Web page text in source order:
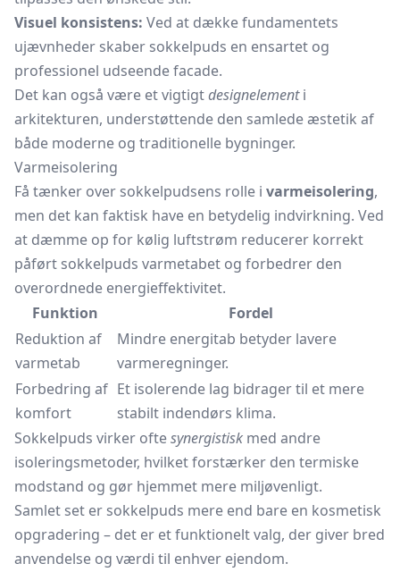
Visuel konsistens: Ved at dække fundamentets
ujævnheder skaber sokkelpuds en ensartet og
professionel udseende facade.
Det kan også være et vigtigtdesignelementi
arkitekturen, understøttende den samlede æstetik af
både moderne og traditionelle bygninger.
Varmeisolering
Få tænker over sokkelpudsens rolle i varmeisolering,
men det kan faktisk have en betydelig indvirkning. Ved
at dæmme op for kølig luftstrøm reducerer korrekt
påført sokkelpuds varmetabet og forbedrer den
overordnede energieffektivitet.
Funktion
Fordel
Reduktion af
varmetab
Mindre energitab betyder lavere
varmeregninger.
Forbedring af
komfort
Et isolerende lag bidrager til et mere
stabilt indendørs klima.
Sokkelpuds virker oftesynergistisk med andre
isoleringsmetoder, hvilket forstærker den termiske
modstand og gør hjemmet mere miljøvenligt.
Samlet set er sokkelpuds mere end bare en kosmetisk
opgradering – det er et funktionelt valg, der giver bred
anvendelse og værdi til enhver ejendom.